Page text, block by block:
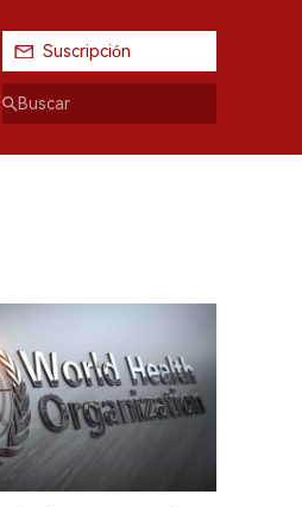
Suscripción